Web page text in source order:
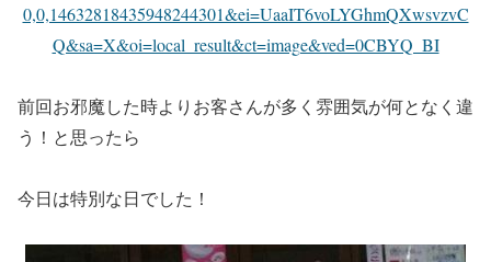
0,0,14632818435948244301&ei=UaaIT6voLYGhmQXwsvzvC
Q&sa=X&oi=local_result&ct=image&ved=0CBYQ_BI
前回お邪魔した時よりお客さんが多く雰囲気が何となく違
う！と思ったら
今日は特別な日でした！